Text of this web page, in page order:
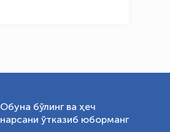
Обуна бўлинг ва ҳеч
нарсани ўтказиб юборманг